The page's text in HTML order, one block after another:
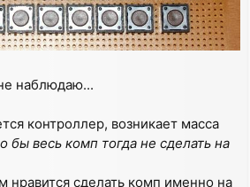
наблюдаю...
контроллер, возникает масса
бы весь комп тогда не сделать на
нравится сделать комп именно на